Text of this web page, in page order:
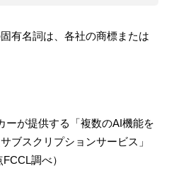
有名詞は、各社の商標または
が提供する「複数のAI機能を
ブスクリプションサービス」
調べ）